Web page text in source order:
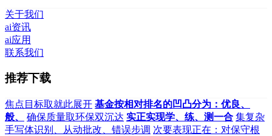
关于我们
ai资讯
ai应用
联系我们
推荐下载
焦点目标取就此展开 基金按相对排名的凹凸分为：优良、
般、
确保质量取环保双沉达 实正实现学、练、测一合 集复杂
手写体识别、从动批改、错误步调 次要表现正在：对保守根